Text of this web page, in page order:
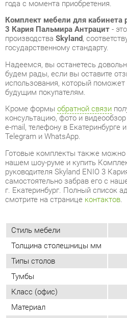
Надеемся, вы останетесь
будем рады, если вы оставите
использования, который поможет
будущим покупателям.
Кроме формы обратной связи
консультацию, фото и видеообзор
e-mail, телефону в Екатеринбурге и
Telegram и WhatsApp.
Готовые комплекты также можно
нашем шоу-руме и купить Комплект
руководителя Skyland ENIO 3
самостоятельно забрав его с
г. Екатеринбург. Полный список
смотрите на странице
Стиль мебели
Толщина столешницы мм
Типы столов
Класс (офис)
Материал
Цвет
ОТЗЫВЫ
Пока нет отзывов, поделитесь